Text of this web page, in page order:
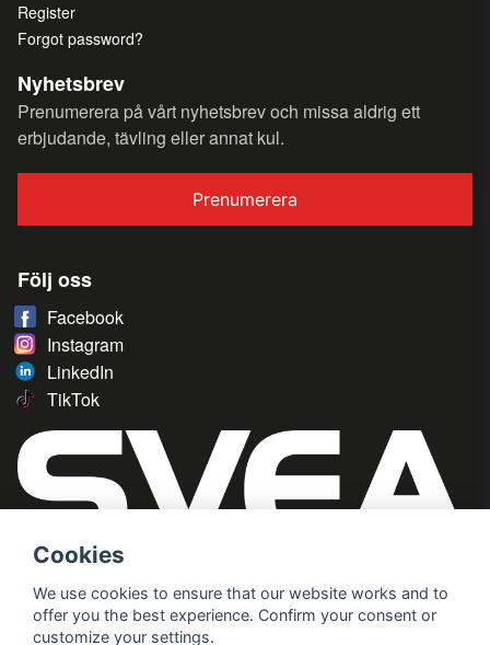
Register
Forgot password?
Nyhetsbrev
Prenumerera på vårt nyhetsbrev och missa aldrig ett
erbjudande, tävling eller annat kul.
Prenumerera
Följ oss
Facebook
Instagram
LinkedIn
TikTok
Cookies
We use cookies to ensure that our website works and to
offer you the best experience. Confirm your consent or
customize your settings.